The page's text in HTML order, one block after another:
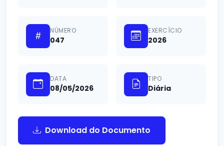
NÚMERO
047
EXERCÍCIO
2026
DATA
08/05/2026
TIPO
Diária
Download do Documento